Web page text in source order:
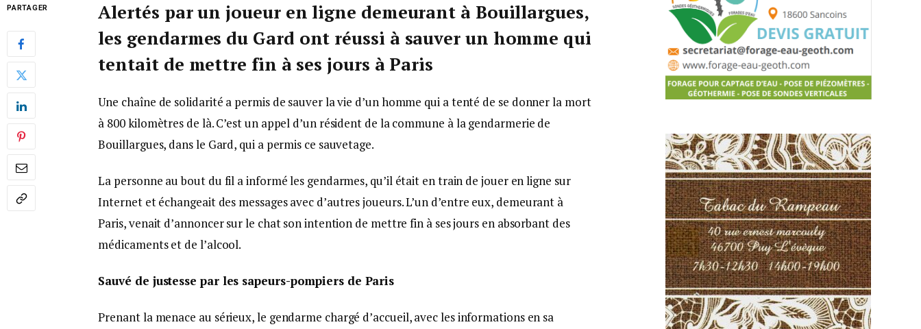
PARTAGER
Alertés par un joueur en ligne demeurant à Bouillargues,
les gendarmes du Gard ont réussi à sauver un homme qui
tentait de mettre fin à ses jours à Paris
Une chaîne de solidarité a permis de sauver la vie d’un homme qui a tenté de se donner la mort
à 800 kilomètres de là. C’est un appel d’un résident de la commune à la gendarmerie de
Bouillargues, dans le Gard, qui a permis ce sauvetage.
La personne au bout du fil a informé les gendarmes, qu’il était en train de jouer en ligne sur
Internet et échangeait des messages avec d’autres joueurs. L’un d’entre eux, demeurant à
Paris, venait d’annoncer sur le chat son intention de mettre fin à ses jours en absorbant des
médicaments et de l’alcool.
Sauvé de justesse par les sapeurs-pompiers de Paris
Prenant la menace au sérieux, le gendarme chargé d’accueil, avec les informations en sa